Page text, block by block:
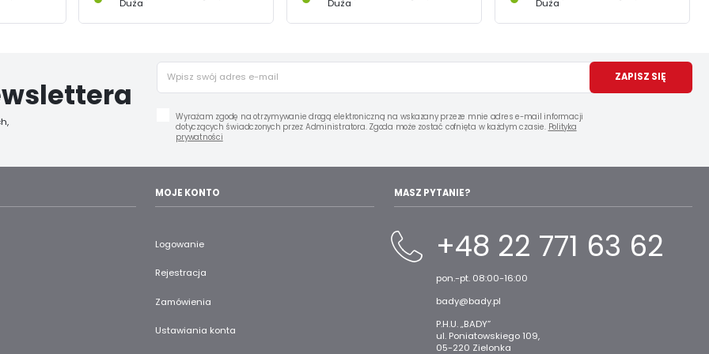
Duża Duża Duża
ZAPISZ SIĘ
Wyrażam zgodę na otrzymywanie drogą elektroniczną na wskazany przeze mnie adres e-mail informacji
dotyczących świadczonych przez Administratora. Zgoda może zostać cofnięta w każdym czasie. Polityka
prywatności
MOJE KONTO
Logowanie
Rejestracja
Zamówienia
Ustawiania konta
MASZ PYTANIE?
+48 22 771 63 62
pon.-pt. 08:00-16:00
bady@bady.pl
P.H.U. „BADY”
ul. Poniatowskiego 109,
05-220 Zielonka